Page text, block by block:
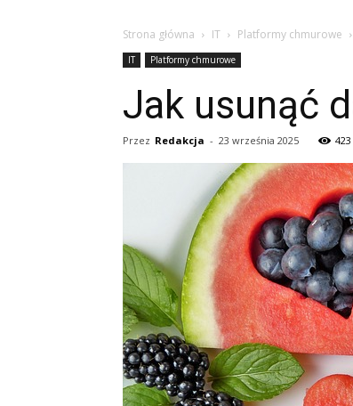
Strona główna IT Platformy chmurowe
IT Platformy chmurowe
Jak usunąć
Przez Redakcja - 23 września 2025 423